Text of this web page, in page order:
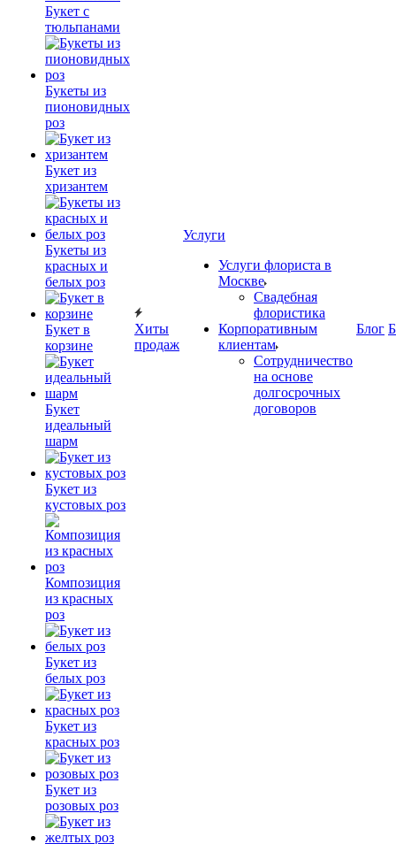
Букет с
тюльпанами
Букеты из
пионовидных
роз
Букет из
хризантем
Букеты из
красных и
белых роз
Букет в
корзине
Букет
идеальный
шарм
Букет из
кустовых роз
Композиция
из красных
роз
Букет из
белых роз
Букет из
красных роз
Букет из
розовых роз
Хиты
продаж
Услуги
Услуги флориста в
Москве
Свадебная
флористика
Корпоративным
клиентам
Сотрудничество
на основе
долгосрочных
договоров
Блог